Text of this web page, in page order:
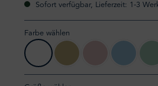
Sofort verfügbar, Lieferzeit: 1-3
Farbe wählen
01 weiss 92 sand 41 blossom26 sky blue